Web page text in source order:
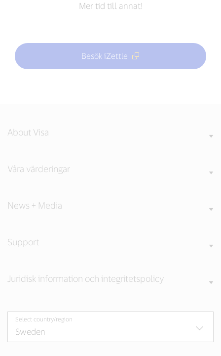
Mer tid till annat!
Besök iZettle
About Visa
Våra värderingar
News + Media
Support
Juridisk information och integritetspolicy
Select country/region